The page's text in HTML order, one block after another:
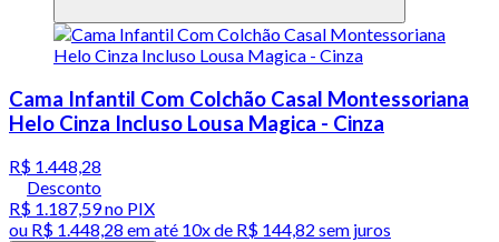
Cama Infantil Com Colchão Casal Montessoriana
Helo Cinza Incluso Lousa Magica - Cinza
R$ 1.448,28
Desconto
R$ 1.187,59no PIX
ou R$ 1.448,28 em até 10x de R$ 144,82 sem juros